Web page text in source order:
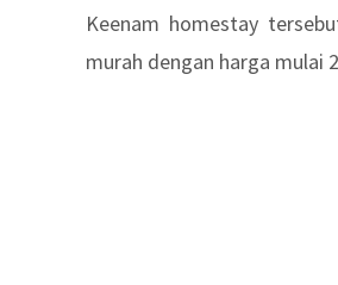
Keenam homestay
murah dengan harga mulai